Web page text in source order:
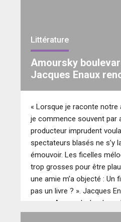
Littérature
Amoursky
Jacques Enaux
« Lorsque je raconte notre
je commence souvent par
producteur imprudent
spectateurs blasés ne s’y
émouvoir. Les ficelles
trop grosses pour être
une amie m’a objecté : Un
pas un livre ? ». Jacques
roman Amoursky
comme pour prévenir son